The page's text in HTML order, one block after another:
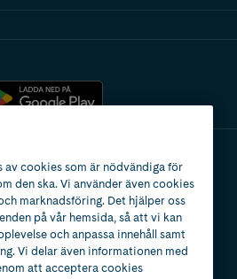
av cookies som är nödvändiga för
den ska. Vi använder även cookies
marknadsföring. Det hjälper oss
på vår hemsida, så att vi kan
och anpassa innehåll samt
Vi delar även informationen med
att acceptera cookies